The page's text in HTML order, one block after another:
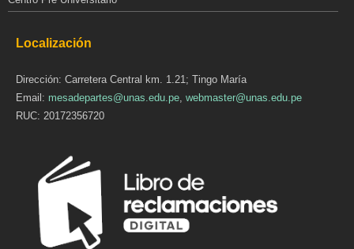
Localización
Dirección: Carretera Central km. 1.21; Tingo María
Email: mesadepartes@unas.edu.pe, webmaster@unas.edu.pe
RUC: 20172356720